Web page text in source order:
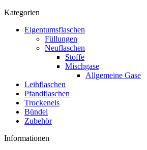
Kategorien
Eigentumsflaschen
Füllungen
Neuflaschen
Stoffe
Mischgase
Allgemeine Gase
Leihflaschen
Pfandflaschen
Trockeneis
Bündel
Zubehör
Informationen